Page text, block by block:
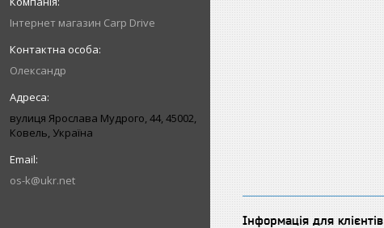
Інтернет магазин Carp Drive
Олександр
вулиця Ярослава Мудрого, 44, 45002,
Ковель, Україна
os-k@ukr.net
Інформація для клієнтів